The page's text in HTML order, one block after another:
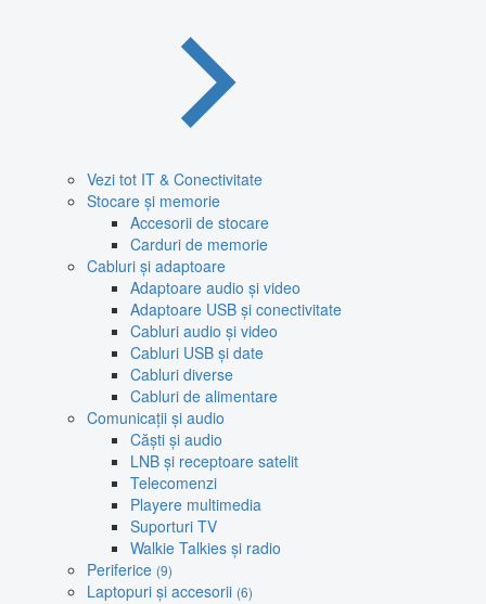
Vezi tot IT & Conectivitate
Stocare și memorie
Accesorii de stocare
Carduri de memorie
Cabluri și adaptoare
Adaptoare audio și video
Adaptoare USB și conectivitate
Cabluri audio și video
Cabluri USB și date
Cabluri diverse
Cabluri de alimentare
Comunicații și audio
Căști și audio
LNB și receptoare satelit
Telecomenzi
Playere multimedia
Suporturi TV
Walkie Talkies și radio
Periferice (9)
Laptopuri și accesorii (6)